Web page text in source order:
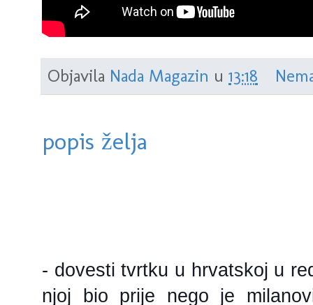
Objavila Nada Magazin u 13:18
popis želja
- dovesti tvrtku u hrvatskoj u
njoj bio prije nego je